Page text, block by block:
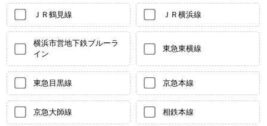
ＪＲ鶴見線 ＪＲ横浜線
横浜市営地下鉄ブルーラ
イン
東急東横線
東急目黒線 京急本線
京急大師線 相鉄本線